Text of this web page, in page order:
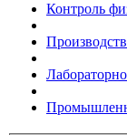
Контроль